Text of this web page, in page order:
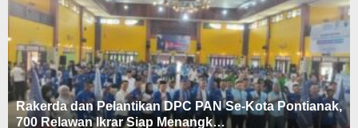
Rakerda dan Pelantikan DPC PAN Se-Kota Pontianak,
700 Relawan Ikrar Siap Menangk…